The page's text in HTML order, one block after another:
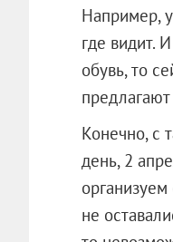
Например,
где видит.
обувь, то
Конечно, с
день, 2
не